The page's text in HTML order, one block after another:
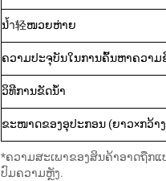
ນ้ำ轻ໜວຍຫ່າຍ
ຄວາມປະຈຸບັນໃນການຄົ້ນຫາຄວາມ
ວິທີການຂັດນ້ຳ
ຂະໜາດຂອງອຸປະກອນ (ຍາວ×ກວ້າງ
*ຄວາມສະເພາຂອງສິນຄ້າອາດຖືກແ
ປົມຄວາມຫຼັງ.